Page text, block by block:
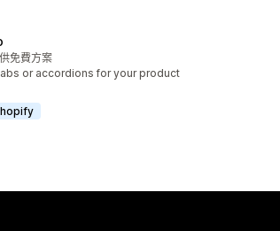
免費方案
or accordions for your product